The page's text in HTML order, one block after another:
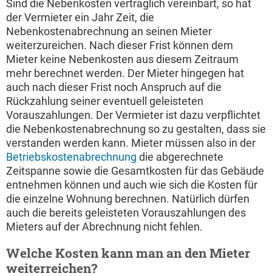
Sind die Nebenkosten vertraglich vereinbart, so hat
der Vermieter ein Jahr Zeit, die
Nebenkostenabrechnung an seinen Mieter
weiterzureichen. Nach dieser Frist können dem
Mieter keine Nebenkosten aus diesem Zeitraum
mehr berechnet werden. Der Mieter hingegen hat
auch nach dieser Frist noch Anspruch auf die
Rückzahlung seiner eventuell geleisteten
Vorauszahlungen. Der Vermieter ist dazu verpflichtet
die Nebenkostenabrechnung so zu gestalten, dass sie
verstanden werden kann. Mieter müssen also in der
Betriebskostenabrechnung die abgerechnete
Zeitspanne sowie die Gesamtkosten für das Gebäude
entnehmen können und auch wie sich die Kosten für
die einzelne Wohnung berechnen. Natürlich dürfen
auch die bereits geleisteten Vorauszahlungen des
Mieters auf der Abrechnung nicht fehlen.
Welche Kosten kann man an den Mieter
weiterreichen?